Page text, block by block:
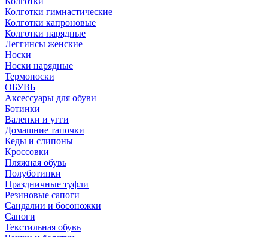
Колготки гимнастические
Колготки капроновые
Колготки нарядные
Леггинсы женские
Носки
Носки нарядные
Термоноски
ОБУВЬ
Аксессуары для обуви
Ботинки
Валенки и угги
Домашние тапочки
Кеды и слипоны
Кроссовки
Пляжная обувь
Полуботинки
Праздничные туфли
Резиновые сапоги
Сандалии и босоножки
Сапоги
Текстильная обувь